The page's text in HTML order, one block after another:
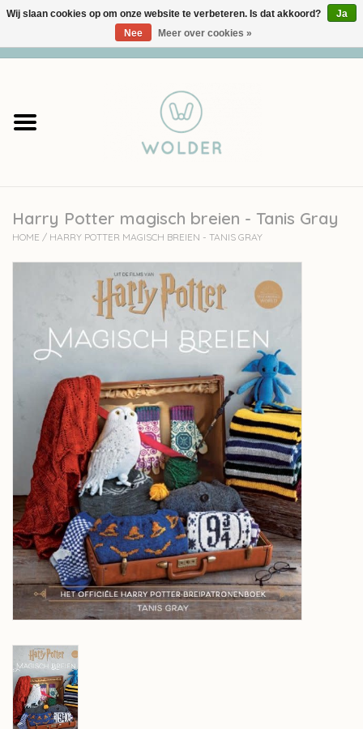
Garens
Accessoires
workshops
Solden
Over wolder
Harry Potter magisch breien - Tanis Gray
HOME / HARRY POTTER MAGISCH BREIEN - TANIS GRAY
Wij slaan cookies op om onze website te verbeteren. Is dat akkoord?
Ja
Nee
Meer over cookies »